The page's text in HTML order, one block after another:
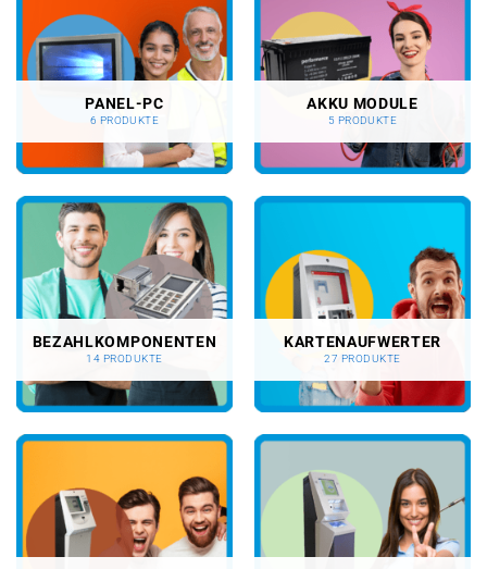
PANEL-PC
6 PRODUKTE
AKKU MODULE
5 PRODUKTE
BEZAHLKOMPONENTEN
14 PRODUKTE
KARTENAUFWERTER
27 PRODUKTE